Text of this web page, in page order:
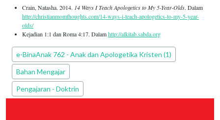
Crain, Natasha. 2014. 14 Ways I Teach Apologetics to My 5-Year-Olds. Dalam
http://christianmomthoughts.com/14-ways-i-teach-apologetics-to-my-5-year-
olds/
Kejadian 1:1 dan Roma 4:17. Dalamhttp://alkitab.sabda.org
Edisi PEPAK
e-BinaAnak 762 - Anak dan Apologetika Kristen (1)
Jenis Bahan PEPAK
Bahan Mengajar
Kategori Bahan PEPAK
Pengajaran - Doktrin